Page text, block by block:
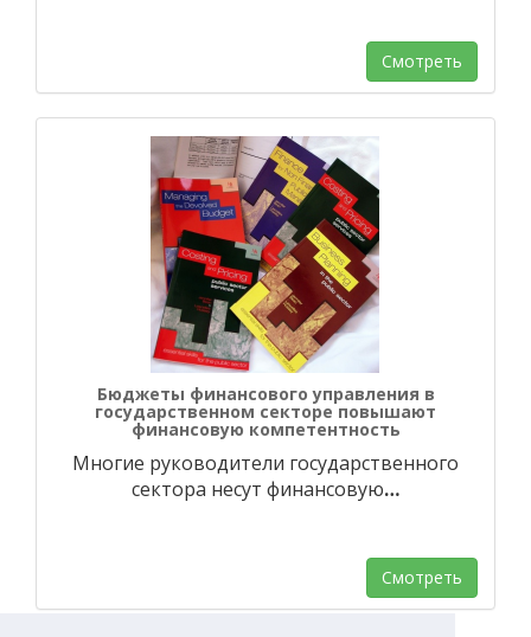
Смотреть
Бюджеты финансового управления в
государственном секторе повышают
финансовую компетентность
Многие руководители государственного
сектора несут финансовую…
Смотреть